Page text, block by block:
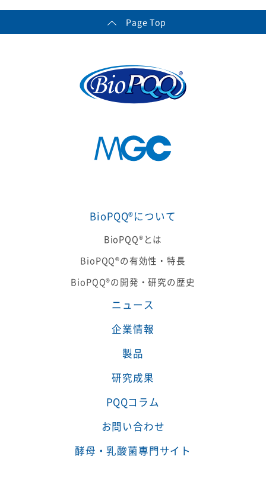
Page Top
BioPQQ®について
BioPQQ®とは
BioPQQ®の有効性・特長
BioPQQ®の開発・研究の歴史
ニュース
企業情報
製品
研究成果
PQQコラム
お問い合わせ
酵母・乳酸菌専門サイト